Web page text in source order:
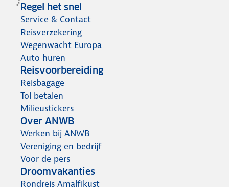
Regel het snel
Service & Contact
Reisverzekering
Wegenwacht Europa
Auto huren
Reisvoorbereiding
Reisbagage
Tol betalen
Milieustickers
Over ANWB
Werken bij ANWB
Vereniging en bedrijf
Voor de pers
Droomvakanties
Rondreis Amalfikust